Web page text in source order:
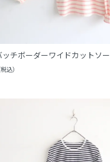
ッチボーダーワイドカットソー
込）